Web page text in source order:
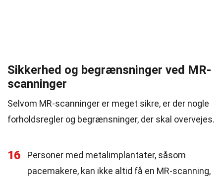
Sikkerhed og begrænsninger ved MR-
scanninger
Selvom MR-scanninger er meget sikre, er der nogle
forholdsregler og begrænsninger, der skal overvejes.
16
Personer med metalimplantater, såsom
pacemakere, kan ikke altid få en MR-scanning,